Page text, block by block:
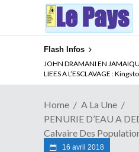
Flash Infos
JOHN DRAMANI EN
LIEES A L’ESCLAVAGE :
ABSENCE PROLONGEE DE
Qui pilote le Cameroun ?
Home
A La Une
PENURIE D’EAU A
Calvaire Des
16 avril 2018